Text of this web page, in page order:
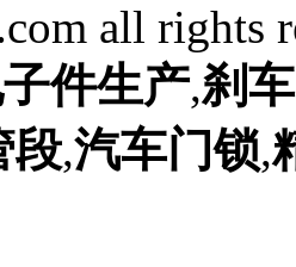
all rights
件生产,刹
段,汽车门锁,